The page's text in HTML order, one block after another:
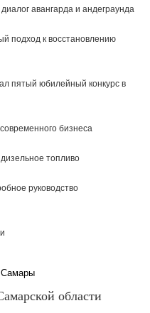
авангарда и андеграунда
подход к восстановлению
пятый юбилейный конкурс в
бизнеса
топливо
руководство
Самары
области